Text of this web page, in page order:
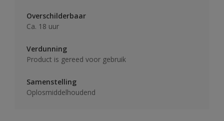
Overschilderbaar
Ca. 18 uur
Verdunning
Product is gereed voor gebruik
Samenstelling
Oplosmiddelhoudend